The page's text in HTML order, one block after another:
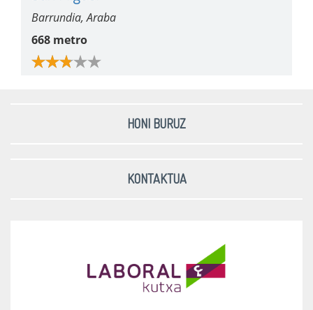
Barrundia, Araba
668 metro
HONI BURUZ
KONTAKTUA